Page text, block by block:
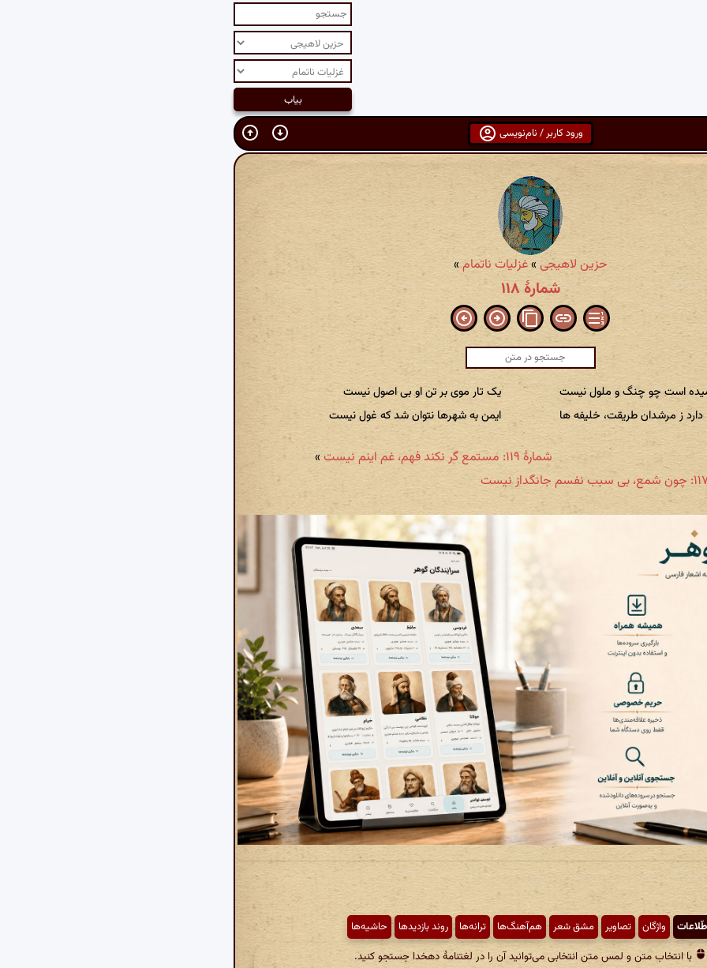
ورود کاربر / نام‌نویسی
حزین لاهیجی»غزلیات ناتمام»
شمارهٔ ۱۱۸
است چو چنگ و ملول نیست
یک تار موی بر تن او بی اصول نیست
دارد ز مرشدان طریقت، خلیفه ها
ایمن به شهرها نتوان شد که غول نیست
شمارهٔ ۱۱۹: مستمع گر نکند فهم، غم اینم نیست »
واژگان تصاویر مشق شعر هم‌آهنگ‌ها ترانه‌ها روند بازدیدها حاشیه‌ها
با انتخاب متن و لمس متن انتخابی می‌توانید آن را در لغتنامهٔ دهخدا جستجو کنید.